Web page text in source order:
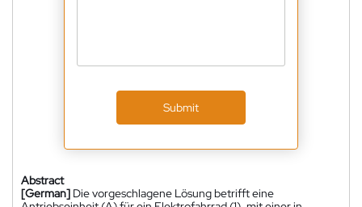
Submit
Abstract
[German] Die vorgeschlagene Lösung betrifft eine